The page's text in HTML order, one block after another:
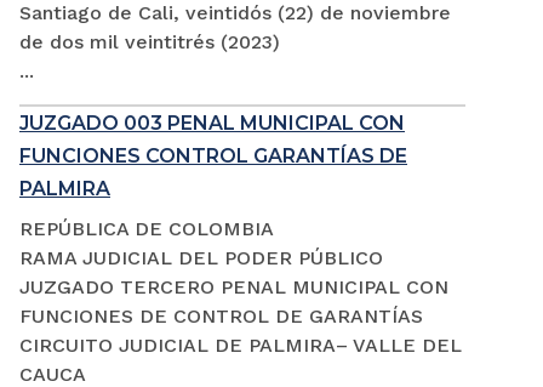
Santiago de Cali, veintidós (22) de noviembre
de dos mil veintitrés (2023)
...
JUZGADO 003 PENAL MUNICIPAL CON
FUNCIONES CONTROL GARANTÍAS DE
PALMIRA
REPÚBLICA DE COLOMBIA
RAMA JUDICIAL DEL PODER PÚBLICO
JUZGADO TERCERO PENAL MUNICIPAL CON
FUNCIONES DE CONTROL DE GARANTÍAS
CIRCUITO JUDICIAL DE PALMIRA– VALLE DEL
CAUCA